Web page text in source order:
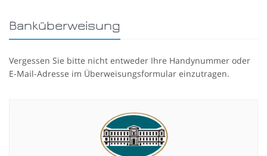
Banküberweisung
Vergessen Sie bitte nicht entweder Ihre Handynummer oder
E-Mail-Adresse im Überweisungsformular einzutragen.